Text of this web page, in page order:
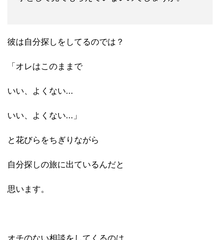
彼は自分探しをしてるのでは？
「オレはこのままで
いい、よくない...
いい、よくない...」
と花びらをちぎりながら
自分探しの旅に出ているんだと
思います。
オチのない相談をしてくるのは